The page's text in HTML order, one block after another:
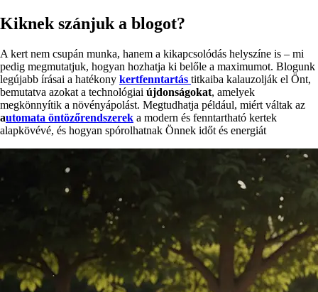
Kiknek szánjuk a blogot?
A kert nem csupán munka, hanem a kikapcsolódás helyszíne is – mi
pedig megmutatjuk, hogyan hozhatja ki belőle a maximumot. Blogunk
legújabb írásai a hatékony kertfenntartás titkaiba kalauzolják el Önt,
bemutatva azokat a technológiai újdonságokat, amelyek
megkönnyítik a növényápolást. Megtudhatja például, miért váltak az
automata öntözőrendszerek a modern és fenntartható kertek
alapkövévé, és hogyan spórolhatnak Önnek időt és energiát